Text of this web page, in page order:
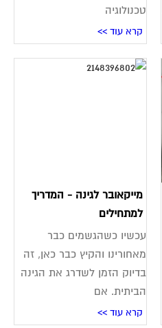
טכנולוגיה
קרא עוד >>
מייקאובר לגינה - המדריך
למתחילים
עכשיו כשהגשמים כבר
מאחורינו והקיץ כבר כאן, זה
בדיוק הזמן לשדרג את הגינה
הביתית. אם
קרא עוד >>